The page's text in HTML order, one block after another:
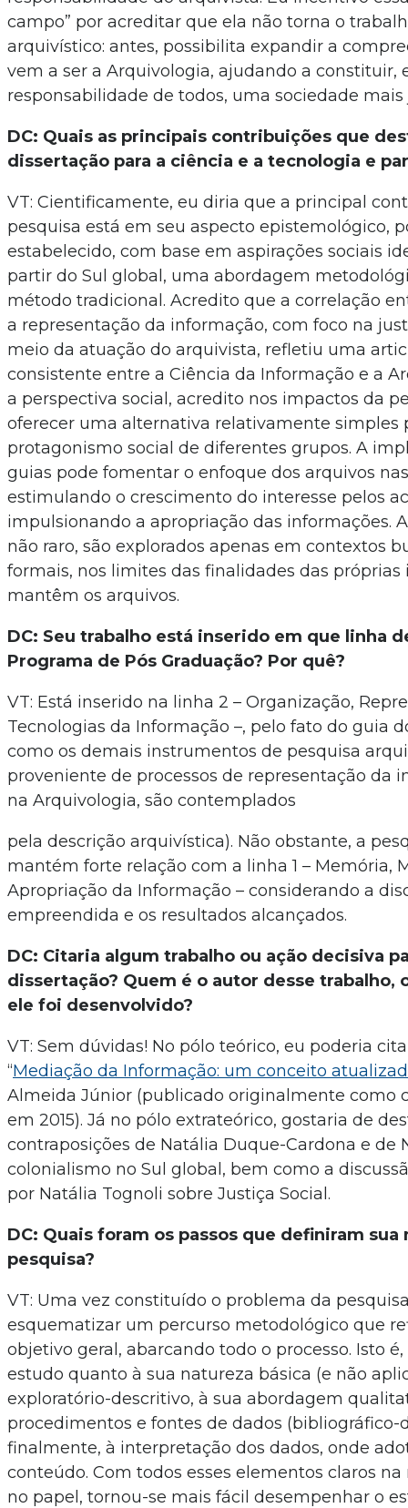
campo” por acreditar que ela não torna o
arquivístico: antes, possibilita expandir a
vem a ser a Arquivologia, ajudando a constituir,
responsabilidade de todos, uma sociedade mais
DC: Quais as principais contribuições que
dissertação para a ciência e a tecnologia e
VT: Cientificamente, eu diria que a principal
pesquisa está em seu aspecto epistemológico,
estabelecido, com base em aspirações sociais
partir do Sul global, uma abordagem
método tradicional. Acredito que a correlação
a representação da informação, com foco na
meio da atuação do arquivista, refletiu uma
consistente entre a Ciência da Informação e a
a perspectiva social, acredito nos impactos da
oferecer uma alternativa relativamente simples
protagonismo social de diferentes grupos. A
guias pode fomentar o enfoque dos arquivos
estimulando o crescimento do interesse pelos
impulsionando a apropriação das informações.
não raro, são explorados apenas em contextos
formais, nos limites das finalidades das
mantêm os arquivos.
DC: Seu trabalho está inserido em que linha
Programa de Pós Graduação? Por quê?
VT: Está inserido na linha 2 – Organização,
Tecnologias da Informação –, pelo fato do guia
como os demais instrumentos de pesquisa
proveniente de processos de representação da
na Arquivologia, são contemplados
pela descrição arquivística). Não obstante, a
mantém forte relação com a linha 1 – Memória,
Apropriação da Informação – considerando a
empreendida e os resultados alcançados.
DC: Citaria algum trabalho ou ação decisiva
dissertação? Quem é o autor desse trabalho,
ele foi desenvolvido?
VT: Sem dúvidas! No pólo teórico, eu poderia
“Mediação da Informação: um conceito
Almeida Júnior (publicado originalmente como
em 2015). Já no pólo extrateórico, gostaria de
contraposições de Natália Duque-Cardona e de
colonialismo no Sul global, bem como a
por Natália Tognoli sobre Justiça Social.
DC: Quais foram os passos que definiram
pesquisa?
VT: Uma vez constituído o problema da
esquematizar um percurso metodológico que
objetivo geral, abarcando todo o processo. Isto
estudo quanto à sua natureza básica (e não
exploratório-descritivo, à sua abordagem
procedimentos e fontes de dados (bibliográfico-
finalmente, à interpretação dos dados, onde
conteúdo. Com todos esses elementos claros
no papel, tornou-se mais fácil desempenhar o